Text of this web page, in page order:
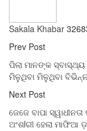
Sakala Khabar
Prev Post
ପିଲା ମାନଙ୍କ
ମିଳୁଥିବା ମିଳୁଥିବା
Next Post
ଜେଜେ ବାପା
ଅଂଶlରୀ ହେଲା ମାଫିଆ